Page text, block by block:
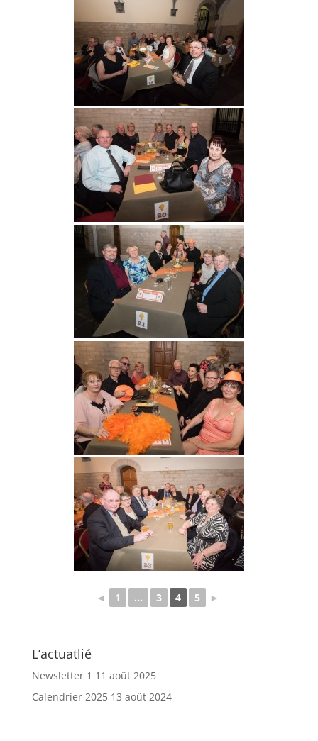
◄ 1 ... 3 4 5 ►
L’actuatlié
Newsletter 1 11 août 2025
Calendrier 2025 13 août 2024